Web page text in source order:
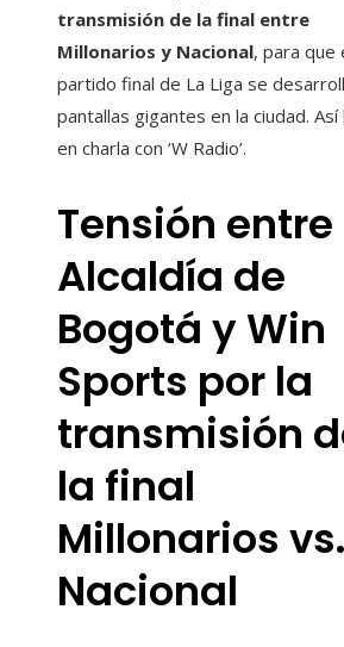
transmisión de la final entre
Millonarios y Nacional, para que
partido final de La Liga se
pantallas gigantes en la ciudad. Así
en charla con ‘W Radio’.
Tensión entre
Alcaldía de
Bogotá y Win
Sports por la
transmisión
la final
Millonarios vs.
Nacional